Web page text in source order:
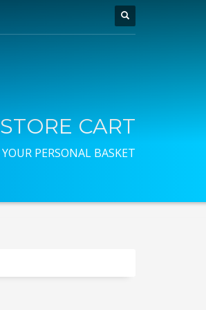
STORE CART
YOUR PERSONAL BASKET